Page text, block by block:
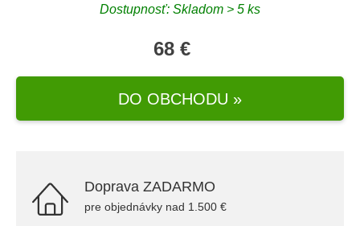
Dostupnosť: Skladom > 5 ks
68 €
DO OBCHODU »
Doprava ZADARMO
pre objednávky nad 1.500 €